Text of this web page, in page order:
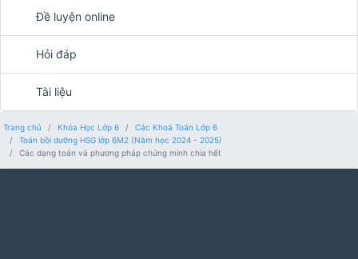
Đề luyện online
Hỏi đáp
Tài liệu
Trang chủ Khóa Học Lớp 6
Các Khoá Toán Lớp 6
Toán bồi dưỡng HSG lớp 6M2 (Năm học 2024 - 2025)
Các dạng toán và phương pháp chứng minh chia hết